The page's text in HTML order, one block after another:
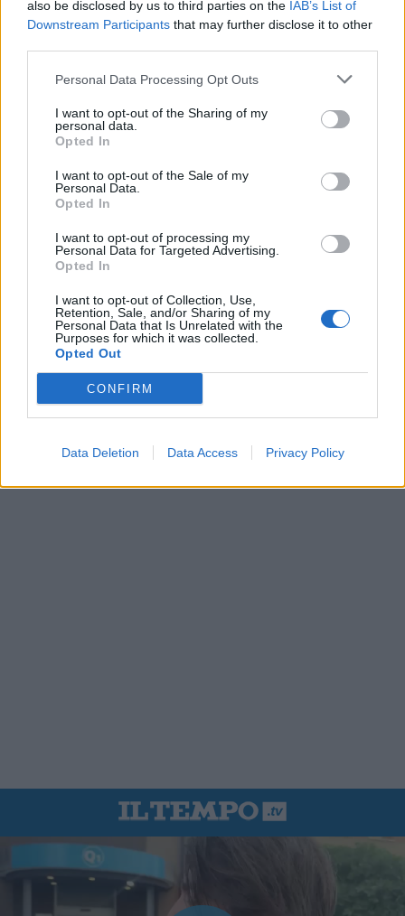
also be disclosed by us to third parties on the IAB’s List of
Downstream Participants that may further disclose it to other
Personal Data Processing Opt Outs
I want to opt-out of the Sharing of my
personal data.
Opted In
I want to opt-out of the Sale of my
Personal Data.
Opted In
I want to opt-out of processing my
Personal Data for Targeted Advertising.
Opted In
I want to opt-out of Collection, Use,
Retention, Sale, and/or Sharing of my
Personal Data that Is Unrelated with the
Purposes for which it was collected.
Opted Out
CONFIRM
Data Deletion Data Access Privacy Policy